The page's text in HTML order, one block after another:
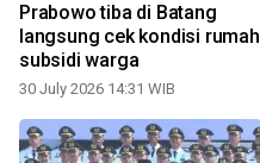
Prabowo tiba di Batang
langsung cek kondisi rumah
subsidi warga
30 July 2026 14:31 WIB